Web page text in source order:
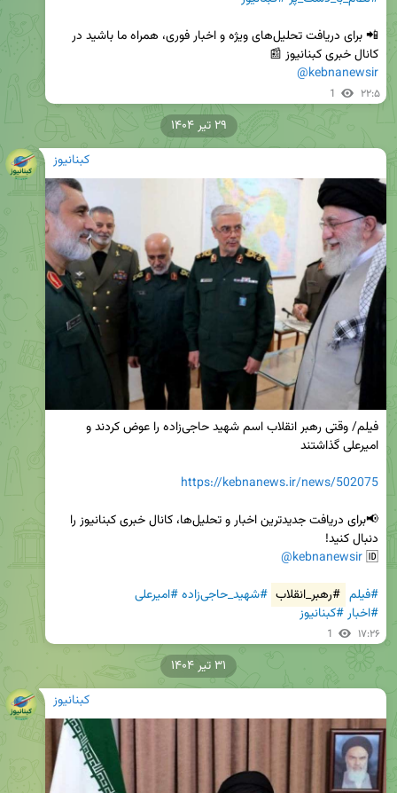
کانال خبری کبنانیوز 📰
@kebnanewsir
1 ۲۲:۵
کبنانیوز
https://kebnanews.ir/news/502075
🆔
@kebnanewsir
#فیلم #رهبر_انقلاب #شهید_حاجی‌زاده
#امیرعلی
#اخبار#کبنانیوز
1 ۱۷:۲۶
۲۹ تیر ۱۴۰۴
کبنانیوز
۳۱ تیر ۱۴۰۴